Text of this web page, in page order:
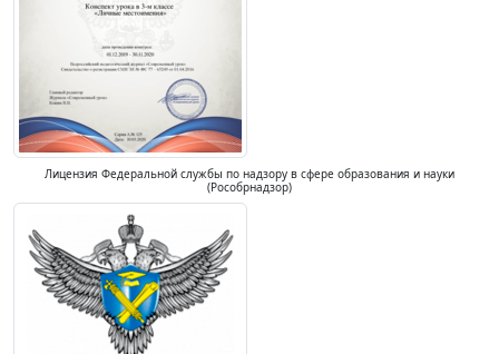
Лицензия Федеральной службы по надзору в сфере образования и науки
(Рособрнадзор)